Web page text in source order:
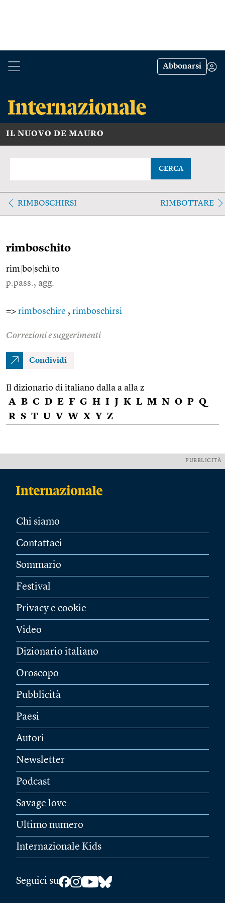
Abbonarsi
IL NUOVO DE MAURO
CERCA
RIMBOSCHIRSI RIMBOTTARE
rimboschito
rim bo schì to
p.pass., agg.
=> rimboschire , rimboschirsi
Correzioni e suggerimenti
Condividi
Il dizionario di italiano dalla a alla z
A B C D E F G H I J K L M N O P Q
R S T U V W X Y Z
PUBBLICITÀ
Chi siamo
Contattaci
Sommario
Festival
Privacy e cookie
Video
Dizionario italiano
Oroscopo
Pubblicità
Paesi
Autori
Newsletter
Podcast
Savage love
Ultimo numero
Internazionale Kids
Seguici su